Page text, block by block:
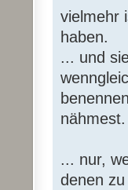
vielmehr
haben.
... und
nähmest.
... nur,
denen